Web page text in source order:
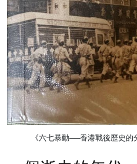
《六七暴動──香港戰後歷史的